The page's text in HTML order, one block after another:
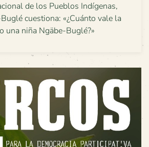
de los Pueblos Indígenas,
cuestiona: «¿Cuánto vale la
una niña Ngäbe-Buglé?»